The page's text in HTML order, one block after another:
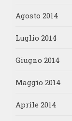
Agosto 2014
Luglio 2014
Giugno 2014
Maggio 2014
Aprile 2014